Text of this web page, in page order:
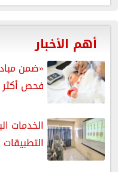
أهم الأخبار
«ضمن
فحص أكثر من 10 ملايين
الخدمات